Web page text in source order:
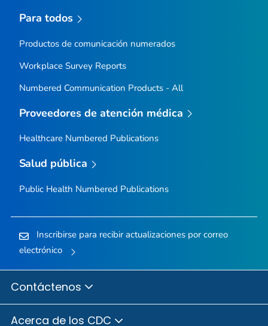
Para todos
Productos de comunicación numerados
Workplace Survey Reports
Numbered Communication Products - All
Proveedores de atención médica
Healthcare Numbered Publications
Salud pública
Public Health Numbered Publications
Inscribirse para recibir actualizaciones por correo
electrónico
Contáctenos
Acerca de los CDC